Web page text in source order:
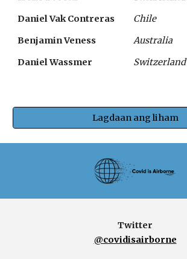
Daniel Vak Contreras
Chile
Benjamin Veness
Australia
Daniel Wassmer
Switzerland
Lagdaan ang liham
Twitter
@covidisairborne